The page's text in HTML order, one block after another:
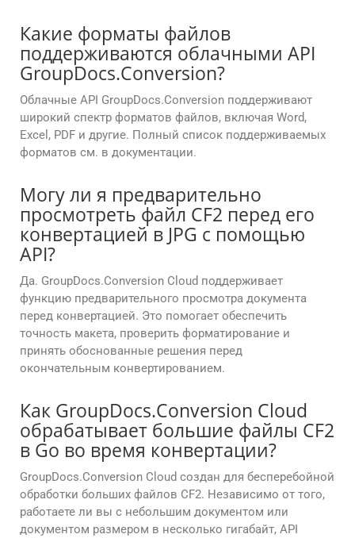
Какие форматы файлов
поддерживаются облачными API
GroupDocs.Conversion?
Облачные API GroupDocs.Conversion поддерживают
широкий спектр форматов файлов, включая Word,
Excel, PDF и другие. Полный список поддерживаемых
форматов см. в документации.
Могу ли я предварительно
просмотреть файл CF2 перед его
конвертацией в JPG с помощью
API?
Да. GroupDocs.Conversion Cloud поддерживает
функцию предварительного просмотра документа
перед конвертацией. Это помогает обеспечить
точность макета, проверить форматирование и
принять обоснованные решения перед
окончательным конвертированием.
Как GroupDocs.Conversion Cloud
обрабатывает большие файлы CF2
в Go во время конвертации?
GroupDocs.Conversion Cloud создан для бесперебойной
обработки больших файлов CF2. Независимо от того,
работаете ли вы с небольшим документом или
документом размером в несколько гигабайт, API